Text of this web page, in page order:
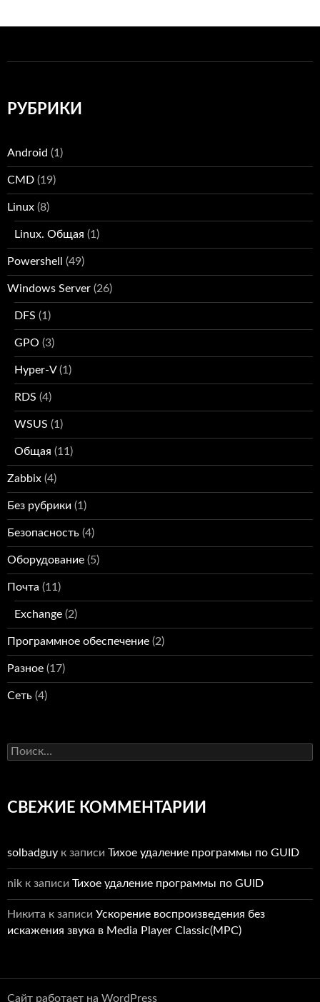
РУБРИКИ
Android (1)
CMD (19)
Linux (8)
Linux. Общая (1)
Powershell (49)
Windows Server (26)
DFS (1)
GPO (3)
Hyper-V(1)
RDS (4)
WSUS (1)
Общая (11)
Zabbix (4)
Без рубрики (1)
Безопасность (4)
Оборудование (5)
Почта (11)
Exchange (2)
Программное обеспечение (2)
Разное (17)
Сеть (4)
Найти:
СВЕЖИЕ КОММЕНТАРИИ
solbadguy к записи Тихое удаление программы по GUID
nik к записи Тихое удаление программы по GUID
Никита к записи Ускорение воспроизведения без
искажения звука в Media Player Classic(MPC)
Сайт работает на WordPress